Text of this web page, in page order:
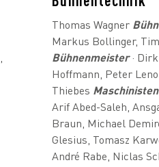
Thomas Wagner
Markus Bollinger,
Bühnenmeister·
Hoffmann, Peter
Thiebes
Arif Abed-Saleh,
Braun, Michael
Glesius, Tomasz
André Rabe, Niclas